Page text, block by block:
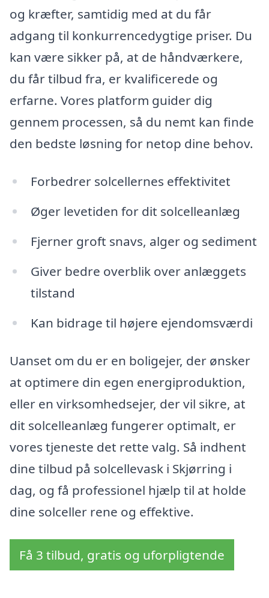
og kræfter, samtidig med at du får
adgang til konkurrencedygtige priser. Du
kan være sikker på, at de håndværkere,
du får tilbud fra, er kvalificerede og
erfarne. Vores platform guider dig
gennem processen, så du nemt kan finde
den bedste løsning for netop dine behov.
Forbedrer solcellernes effektivitet
Øger levetiden for dit solcelleanlæg
Fjerner groft snavs, alger og sediment
Giver bedre overblik over anlæggets
tilstand
Kan bidrage til højere ejendomsværdi
Uanset om du er en boligejer, der ønsker
at optimere din egen energiproduktion,
eller en virksomhedsejer, der vil sikre, at
dit solcelleanlæg fungerer optimalt, er
vores tjeneste det rette valg. Så indhent
dine tilbud på solcellevask i Skjørring i
dag, og få professionel hjælp til at holde
dine solceller rene og effektive.
Få 3 tilbud, gratis og uforpligtende